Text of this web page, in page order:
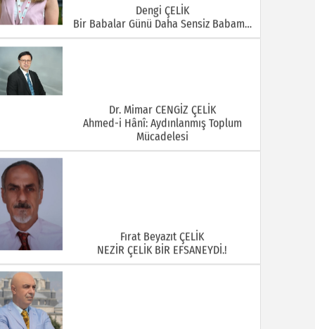
Dengi ÇELİK
Bir Babalar Günü Daha Sensiz Babam…
Dr. Mimar CENGİZ ÇELİK
Ahmed-i Hânî: Aydınlanmış Toplum
Mücadelesi
Fırat Beyazıt ÇELİK
NEZİR ÇELİK BİR EFSANEYDİ.!